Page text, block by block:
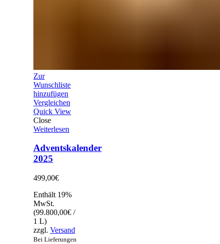
Zur
Wunschliste
hinzufügen
Vergleichen
Quick View
Close
Weiterlesen
Adventskalender
2025
499,00€
Enthält 19%
MwSt.
(99.800,00€ /
1 L)
zzgl. Versand
Bei Lieferungen